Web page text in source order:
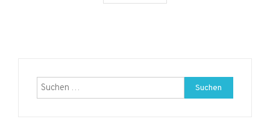
Suchen
nach: